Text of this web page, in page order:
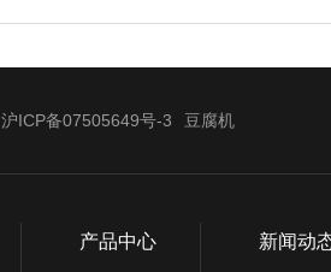
沪ICP备07505649号-3 豆腐机
产品中心 新闻动